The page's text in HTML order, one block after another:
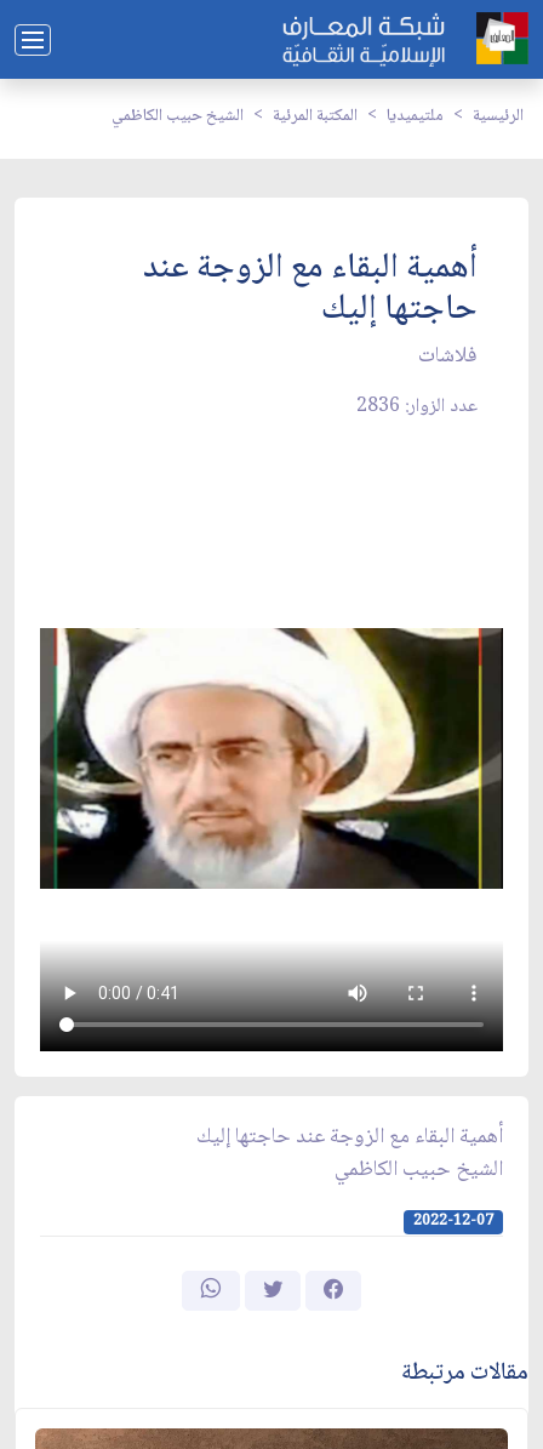
الرئيسية ملتيميديا المكتبة المرئية الشيخ حبيب الكاظمي
أهمية البقاء مع الزوجة عند
حاجتها إليك
فلاشات
عدد الزوار: 2836
أهمية البقاء مع الزوجة عند حاجتها إليك
الشيخ حبيب الكاظمي
2022-12-07
مقالات مرتبطة